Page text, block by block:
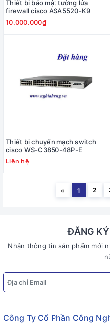
Thiết bị bảo mật tường lửa
firewall cisco ASA5520-K9
10.000.000₫
Thiết bị chuyển mạch switch
cisco WS-C3850-48P-E
Liên hệ
« 1 2
ĐĂNG
Nhận thông tin sản phẩm mới
Công Ty Cổ Phần Công